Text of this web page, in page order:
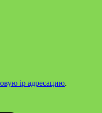
ip адресацию.